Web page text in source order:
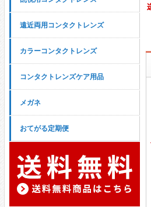
遠近両用コンタクトレンズ
カラーコンタクトレンズ
コンタクトレンズケア用品
メガネ
おてがる定期便